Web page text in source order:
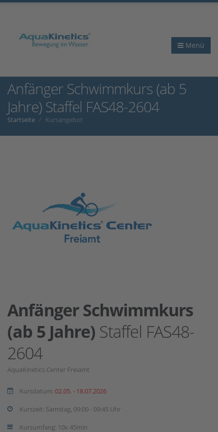
Menü
Anfänger Schwimmkurs (ab 5
Jahre) Staffel FAS48-2604
Startseite Kursangebot
Anfänger Schwimmkurs
(ab 5 Jahre) Staffel FAS48-
2604
AquaKinetics Center Freiamt
Kursdatum: 02.05. - 18.07.2026
Kurszeit: Samstag, 09:00 - 09:45 Uhr
Kursumfang: 10x 45min